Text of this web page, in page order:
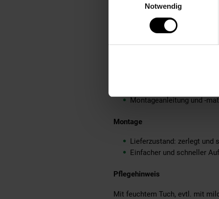
Notwendig
Griffe: Aluminium
Montageanleitung und -
Montage
Lieferzustand: zerlegt und
Einfacher und schneller
Pflegehinweis
Mit feuchtem Tuch, evtl. mit